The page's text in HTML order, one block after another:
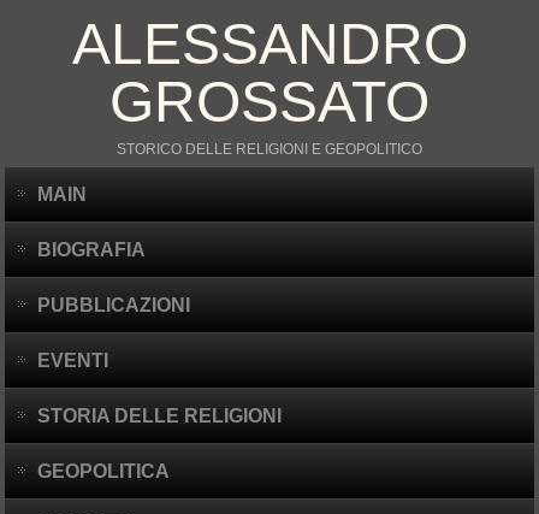
ALESSANDRO
GROSSATO
STORICO DELLE RELIGIONI E GEOPOLITICO
MAIN
BIOGRAFIA
PUBBLICAZIONI
EVENTI
STORIA DELLE RELIGIONI
GEOPOLITICA